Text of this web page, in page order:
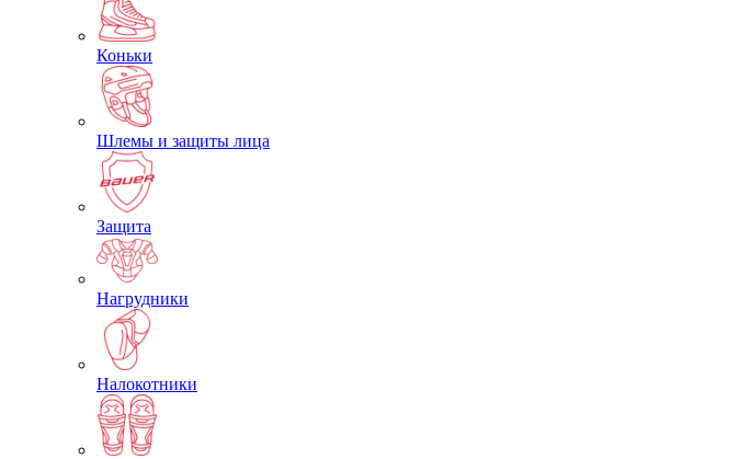
Коньки
Шлемы и защиты лица
Защита
Нагрудники
Налокотники